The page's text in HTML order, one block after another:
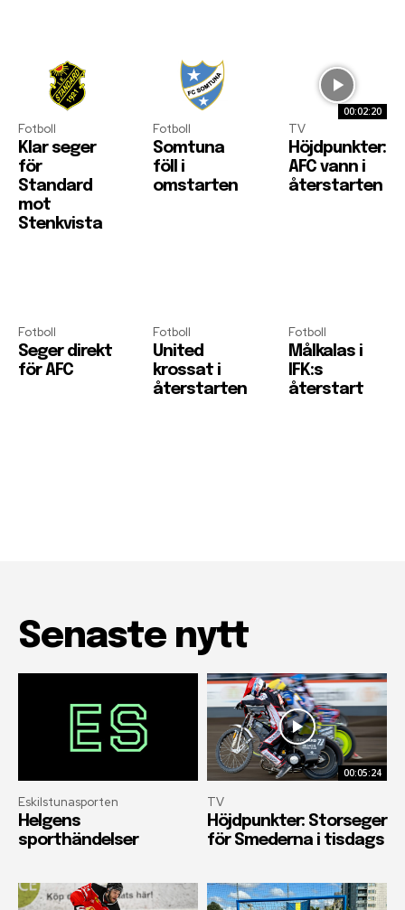
Fotboll
Klar seger
för
Standard
mot
Stenkvista
Fotboll
Somtuna
föll i
omstarten
00:02:20
TV
Höjdpunkter:
AFC vann i
återstarten
Fotboll
Seger direkt
för AFC
Fotboll
United
krossat i
återstarten
Fotboll
Målkalas i
IFK:s
återstart
Senaste nytt
Eskilstunasporten
Helgens
sporthändelser
00:05:24
TV
Höjdpunkter: Storseger
för Smederna i tisdags